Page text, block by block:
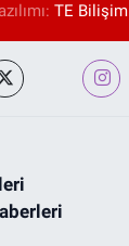
TE Bilişim